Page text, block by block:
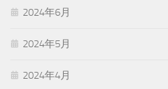
2024年6月
2024年5月
2024年4月